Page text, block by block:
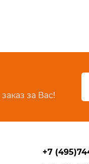
за Вас!
+7